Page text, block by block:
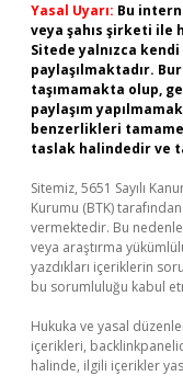
Yasal Uyarı: Bu
veya şahıs şirketi ile
Sitede yalnızca kendi
paylaşılmaktadır.
taşımamakta olup,
paylaşım
benzerlikleri
taslak halindedir ve
Sitemiz, 5651 Sayılı
Kurumu (BTK)
vermektedir. Bu
veya araştırma
yazdıkları içeriklerin
bu sorumluluğu kabul
Hukuka ve yasal
içerikleri,
halinde, ilgili içerikler